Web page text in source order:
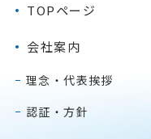
TOPページ
会社案内
理念・代表挨拶
認証・方針